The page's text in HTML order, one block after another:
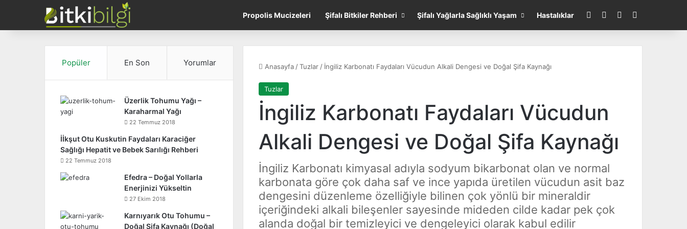
Propolis Mucizeleri Şifalı Bitkiler Rehberi Şifalı Yağlarla Sağlıklı Yaşam Hastalıklar FacebookInstagramWhatsApp
Anasayfa /Tuzlar / İngiliz Karbonatı Faydaları Vücudun Alkali Dengesi ve Doğal Şifa Kaynağı
Tuzlar
İngiliz Karbonatı Faydaları Vücudun
Alkali Dengesi ve Doğal Şifa Kaynağı
İngiliz Karbonatı kimyasal adıyla sodyum bikarbonat olan ve normal
karbonata göre çok daha saf ve ince yapıda üretilen vücudun asit baz
dengesini düzenleme özelliğiyle bilinen çok yönlü bir mineraldir
içeriğindeki alkali bileşenler sayesinde mideden cilde kadar pek çok
alanda doğal bir temizleyici ve dengeleyici olarak kabul edilir
Popüler En Son Yorumlar
Üzerlik Tohumu Yağı –
Karaharmal Yağı
22 Temmuz 2018
İİkşut Otu Kuskutin Faydaları Karaciğer
Sağlığı Hepatit ve Bebek Sarılığı Rehberi
22 Temmuz 2018
Efedra – Doğal Yollarla
Enerjinizi Yükseltin
27 Ekim 2018
Karnıyarık Otu Tohumu –
Doğal Şifa Kaynağı (Doğal